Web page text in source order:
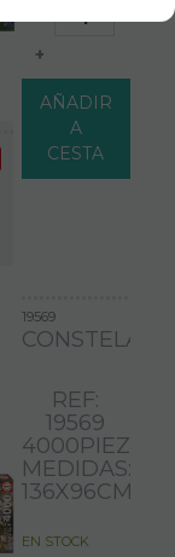
-
+
AÑADIR
A
CESTA
19569
REF:
19569
4000PIEZAS
MEDIDAS:
136X96CM
EN STOCK